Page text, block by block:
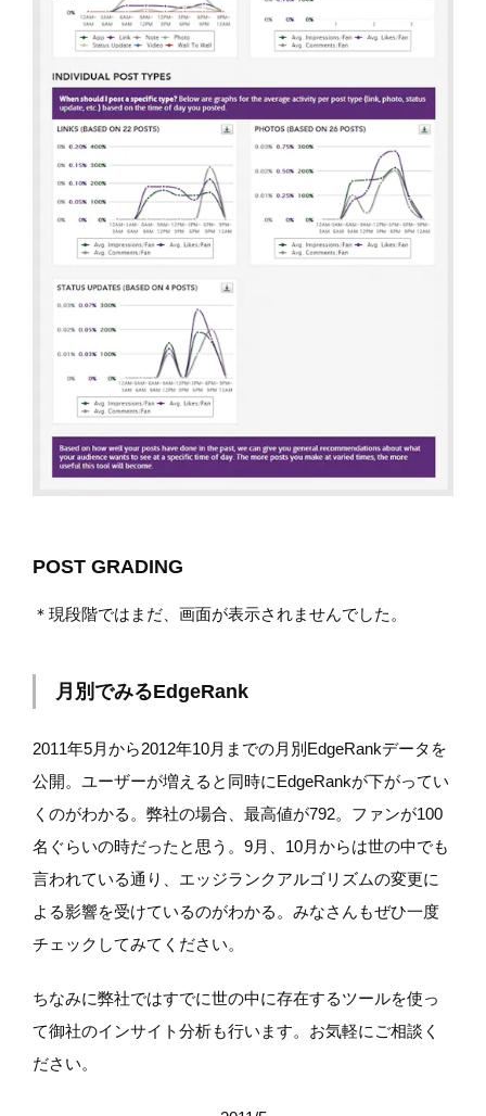
POST GRADING
＊現段階ではまだ、画面が表示されませんでした。
月別でみるEdgeRank
2011年5月から2012年10月までの月別EdgeRankデータを
公開。ユーザーが増えると同時にEdgeRankが下がってい
くのがわかる。弊社の場合、最高値が792。ファンが100
名ぐらいの時だったと思う。9月、10月からは世の中でも
言われている通り、エッジランクアルゴリズムの変更に
よる影響を受けているのがわかる。みなさんもぜひ一度
チェックしてみてください。
ちなみに弊社ではすでに世の中に存在するツールを使っ
て御社のインサイト分析も行います。お気軽にご相談く
ださい。